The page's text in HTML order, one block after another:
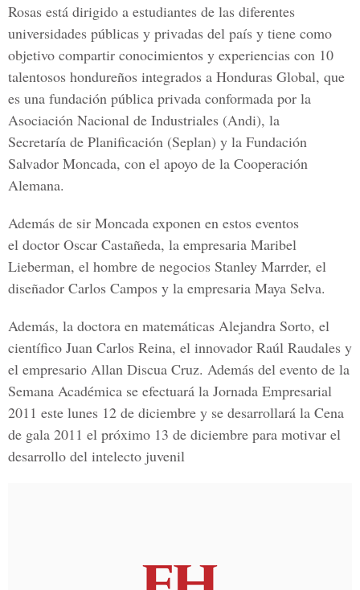
Rosas está dirigido a estudiantes de las diferentes
universidades públicas y privadas del país y tiene como
objetivo compartir conocimientos y experiencias con 10
talentosos hondureños integrados a Honduras Global, que
es una fundación pública privada conformada por la
Asociación Nacional de Industriales (Andi), la
Secretaría de Planificación (Seplan) y la Fundación
Salvador Moncada, con el apoyo de la Cooperación
Alemana.
Además de sir Moncada exponen en estos eventos
el doctor Oscar Castañeda, la empresaria Maribel
Lieberman, el hombre de negocios Stanley Marrder, el
diseñador Carlos Campos y la empresaria Maya Selva.
Además, la doctora en matemáticas Alejandra Sorto, el
científico Juan Carlos Reina, el innovador Raúl Raudales y
el empresario Allan Discua Cruz. Además del evento de la
Semana Académica se efectuará la Jornada Empresarial
2011 este lunes 12 de diciembre y se desarrollará la Cena
de gala 2011 el próximo 13 de diciembre para motivar el
desarrollo del intelecto juvenil